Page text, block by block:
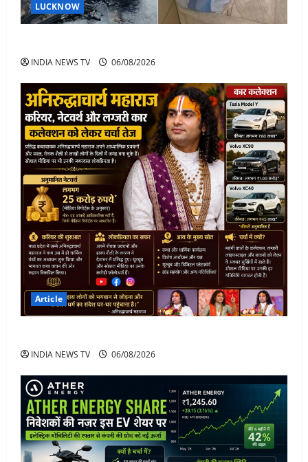
LUCKNOW
INDIA NEWS TV 06/08/2026
Article
INDIA NEWS TV 06/08/2026